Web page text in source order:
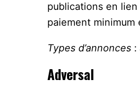
publications en
paiement minimum
Types d’annonces :
Adversal